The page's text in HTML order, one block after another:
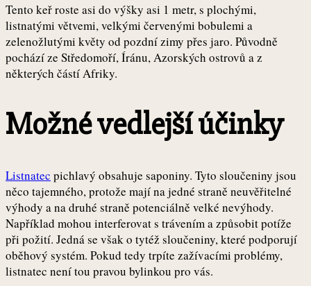
Tento keř roste asi do výšky asi 1 metr, s plochými,
listnatými větvemi, velkými červenými bobulemi a
zelenožlutými květy od pozdní zimy přes jaro. Původně
pochází ze Středomoří, Íránu, Azorských ostrovů a z
některých částí Afriky.
Možné vedlejší účinky
Listnatec pichlavý obsahuje saponiny. Tyto sloučeniny jsou
něco tajemného, protože mají na jedné straně neuvěřitelné
výhody a na druhé straně potenciálně velké nevýhody.
Například mohou interferovat s trávením a způsobit potíže
při požití. Jedná se však o tytéž sloučeniny, které podporují
oběhový systém. Pokud tedy trpíte zažívacími problémy,
listnatec není tou pravou bylinkou pro vás.